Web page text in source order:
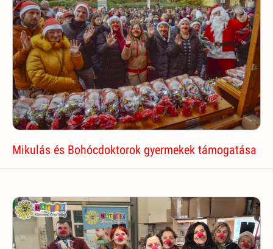
Mikulás és Bohócdoktorok gyermekek támogatása